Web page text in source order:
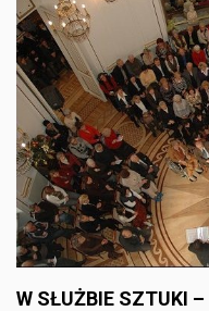
W SŁUŻBIE SZTUKI –